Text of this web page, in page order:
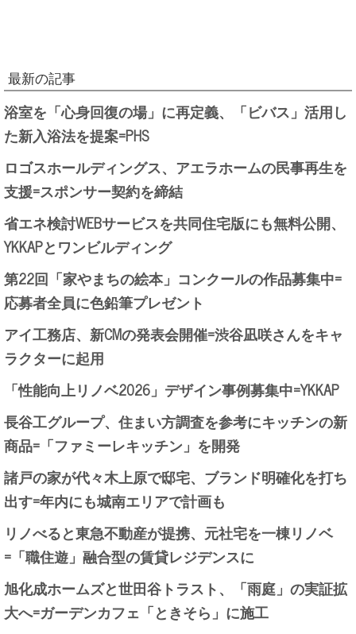
最新の記事
浴室を「心身回復の場」に再定義、「ビバス」活用し
た新入浴法を提案=PHS
ロゴスホールディングス、アエラホームの民事再生を
支援=スポンサー契約を締結
省エネ検討WEBサービスを共同住宅版にも無料公開、
YKKAPとワンビルディング
第22回「家やまちの絵本」コンクールの作品募集中=
応募者全員に色鉛筆プレゼント
アイ工務店、新CMの発表会開催=渋谷凪咲さんをキャ
ラクターに起用
「性能向上リノベ2026」デザイン事例募集中=YKKAP
長谷工グループ、住まい方調査を参考にキッチンの新
商品=「ファミーレキッチン」を開発
諸戸の家が代々木上原で邸宅、ブランド明確化を打ち
出す=年内にも城南エリアで計画も
リノべると東急不動産が提携、元社宅を一棟リノベ
=「職住遊」融合型の賃貸レジデンスに
旭化成ホームズと世田谷トラスト、「雨庭」の実証拡
大へ=ガーデンカフェ「ときそら」に施工